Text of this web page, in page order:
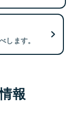
します。
報